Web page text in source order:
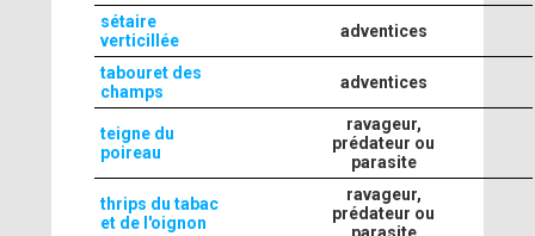
sétaire
verticillée
adventices
tabouret des
champs
adventices
teigne du
poireau
ravageur,
prédateur ou
parasite
thrips du tabac
et de l'oignon
ravageur,
prédateur ou